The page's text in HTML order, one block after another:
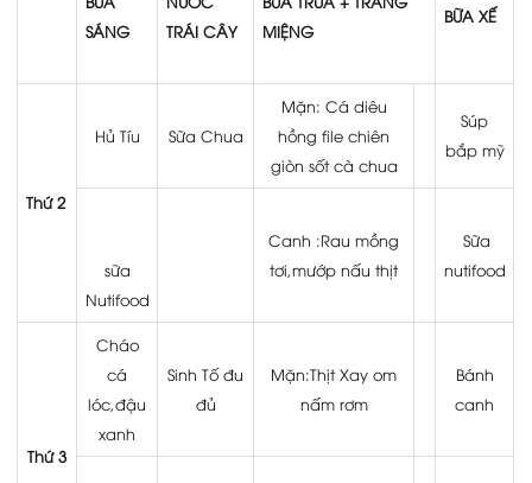
THÔNG BÁO TUYỂN SINH
HÌNH ẢNH
SÁNG
TRÁI CÂY
MIỆNG
BỮA XẾ
Thứ 2
Hủ Tíu Sữa Chua
Mặn: Cá diêu
hồng file chiên
giòn sốt cà chua
Súp
bắp mỹ
sữa
Nutifood
Canh :Rau mồng
tơi,mướp nấu thịt
Sữa
nutifood
Thứ 3
Cháo
cá
lóc,đậu
xanh
Sinh Tố đu
đủ
Mặn:Thịt Xay om
nấm rơm
Bánh
canh